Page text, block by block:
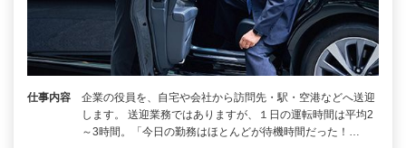
仕事内容
企業の役員を、自宅や会社から訪問先・駅・空港などへ送迎
します。 送迎業務ではありますが、１日の運転時間は平均2
～3時間。「今日の勤務はほとんどが待機時間だった！…